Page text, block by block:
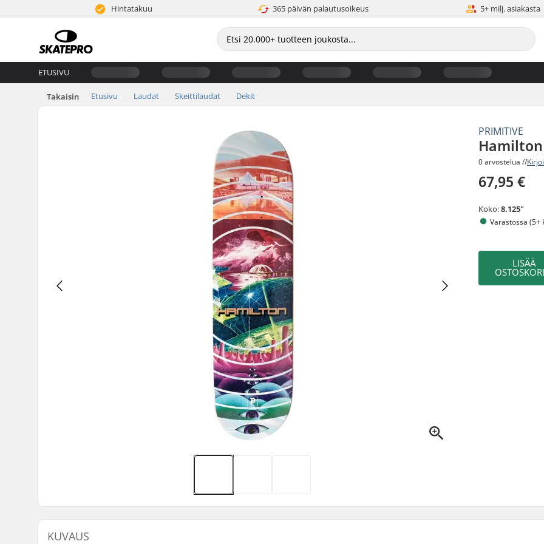
Hintatakuu 365 päivän palautusoikeus 5+ milj. asiakasta
ETUSIVU
Takaisin Etusivu Laudat Skeittilaudat Dekit
PRIMITIVE
0 arvostelua //
67,95 €
Koko:8.125"
Varastossa (5+
LISÄÄ
KUVAUS